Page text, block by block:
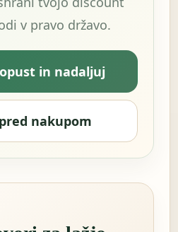
v pravo državo.
in nadaljuj
nakupom